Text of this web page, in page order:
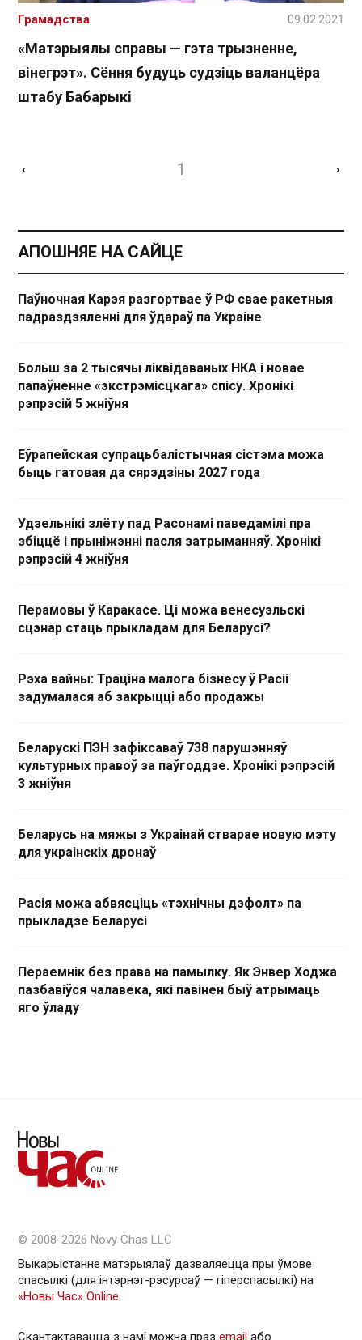
«Матэрыялы справы — гэта трызненне,
вінегрэт». Сёння будуць судзіць валанцёра
штабу Бабарыкі
Грамадства 09.02.2021
‹ 1 ›
АПОШНЯЕ НА САЙЦЕ
Паўночная Карэя разгортвае ў РФ свае ракетныя
падраздзяленні для ўдараў па Украіне
Больш за 2 тысячы ліквідаваных НКА і новае
папаўненне «экстрэмісцкага» спісу. Хронікі
рэпрэсій 5 жніўня
Еўрапейская супрацьбалістычная сістэма можа
быць гатовая да сярэдзіны 2027 года
Удзельнікі злёту пад Расонамі паведамілі пра
збіццё і прыніжэнні пасля затрыманняў. Хронікі
рэпрэсій 4 жніўня
Перамовы ў Каракасе. Ці можа венесуэльскі
сцэнар стаць прыкладам для Беларусі?
Рэха вайны: Траціна малога бізнесу ў Расіі
задумалася аб закрыцці або продажы
Беларускі ПЭН зафіксаваў 738 парушэнняў
культурных правоў за паўгоддзе. Хронікі рэпрэсій
3 жніўня
Беларусь на мяжы з Украінай стварае новую мэту
для украінскіх дронаў
Расія можа абвясціць «тэхнічны дэфолт» па
прыкладзе Беларусі
Пераемнік без права на памылку. Як Энвер Ходжа
пазбавіўся чалавека, які павінен быў атрымаць
яго ўладу
© 2008-2026 Novy Chas LLC
Выкарыстанне матэрыялаў дазваляецца пры ўмове
спасылкі (для інтэрнэт-рэсурсаў — гiперспасылкi) на
«Новы Час» Online